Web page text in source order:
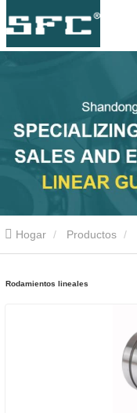
Hogar Productos
Rodamientos lineales